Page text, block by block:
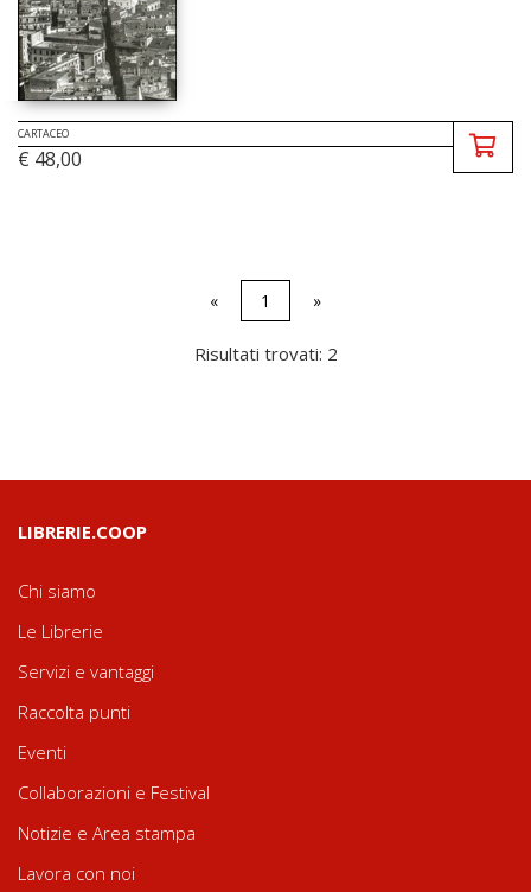
CARTACEO
€ 48,00
« 1 »
Risultati trovati: 2
LIBRERIE.COOP
Chi siamo
Le Librerie
Servizi e vantaggi
Raccolta punti
Eventi
Collaborazioni e Festival
Notizie e Area stampa
Lavora con noi